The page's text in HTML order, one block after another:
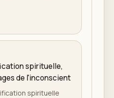
spirituelle,
de l'inconscient
spirituelle